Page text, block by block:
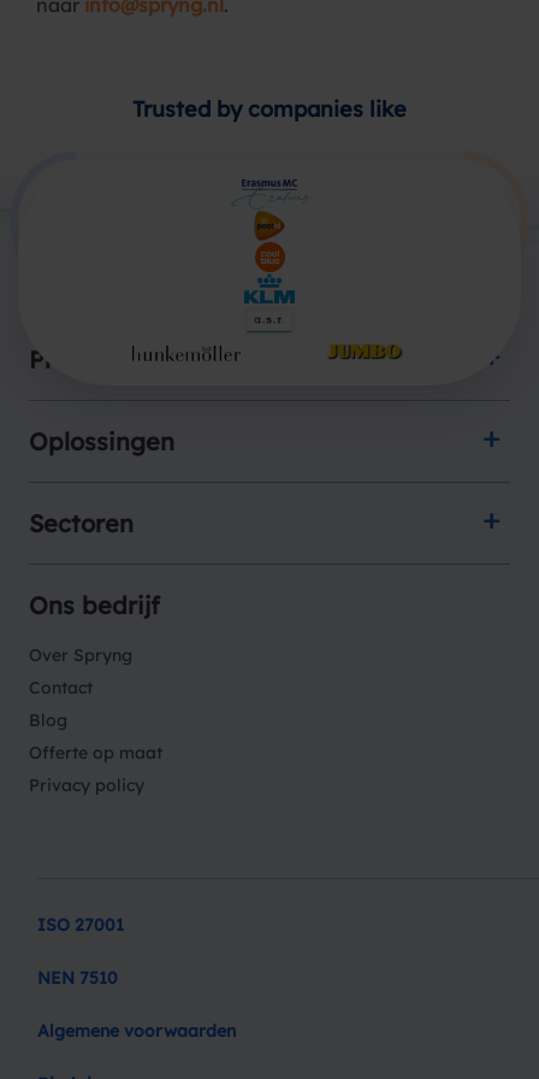
naar info@spryng.nl .
Trusted by companies like
Producten
Oplossingen
Sectoren
Ons bedrijf
Over Spryng
Contact
Blog
Offerte op maat
Privacy policy
ISO 27001
NEN 7510
Algemene voorwaarden